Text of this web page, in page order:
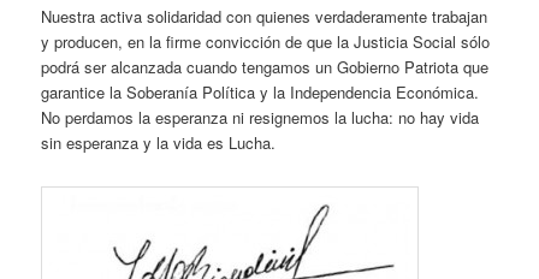
Nuestra activa solidaridad con quienes verdaderamente trabajan
y producen, en la firme convicción de que la Justicia Social sólo
podrá ser alcanzada cuando tengamos un Gobierno Patriota que
garantice la Soberanía Política y la Independencia Económica.
No perdamos la esperanza ni resignemos la lucha: no hay vida
sin esperanza y la vida es Lucha.